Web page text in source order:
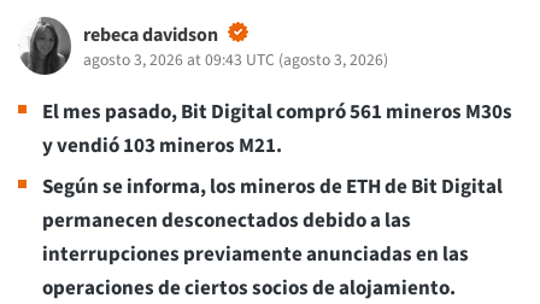
rebeca davidson
agosto 3, 2026 at 09:43 UTC (agosto 3, 2026)
El mes pasado, Bit Digital compró 561 mineros M30s
y vendió 103 mineros M21.
Según se informa, los mineros de ETH de Bit Digital
permanecen desconectados debido a las
interrupciones previamente anunciadas en las
operaciones de ciertos socios de alojamiento.